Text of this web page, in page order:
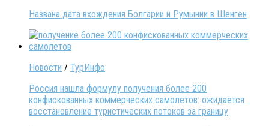
Названа дата вхождения Болгарии и Румынии в Шенген
Новости / ТурИнфо
Россия нашла формулу получения более 200
конфискованных коммерческих самолетов: ожидается
восстановление туристических потоков за границу